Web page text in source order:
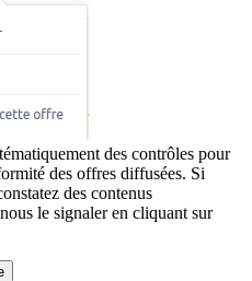
des contrôles pour
des offres diffusées. Si
des contenus
le signaler en cliquant sur